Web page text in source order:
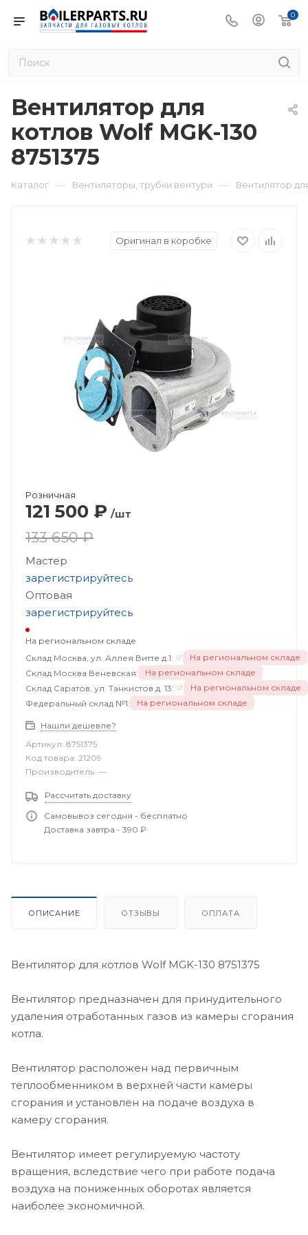
0
Вентилятор для
котлов Wolf MGK-130
8751375
Каталог — Вентиляторы, трубки вентури — Вентилятор
Оригинал в коробке
Розничная
121 500 ₽ /шт
133 650 ₽
Мастер
зарегистрируйтесь
Оптовая
зарегистрируйтесь
На региональном складе
Склад Москва, ул. Аллея Витте д.1:
На региональном складе
Склад Москва Веневская:
На региональном складе
Склад Саратов, ул. Танкистов д. 13:
На региональном складе
Федеральный склад №1:
На региональном складе
Нашли дешевле?
Артикул: 8751375
Код товара: 21209
Производитель: —
Рассчитать доставку
Самовывоз сегодня - бесплатно
Доставка завтра - 390 ₽
ОПИСАНИЕ ОТЗЫВЫ ОПЛАТА
Вентилятор для котлов Wolf MGK-130 8751375
Вентилятор предназначен для принудительного
удаления отработанных газов из камеры сгорания
котла.
Вентилятор расположен над первичным
теплообменником в верхней части камеры
сгорания и установлен на подаче воздуха в
камеру сгорания.
Вентилятор имеет регулируемую частоту
вращения, вследствие чего при работе подача
воздуха на пониженных оборотах является
наиболее экономичной.